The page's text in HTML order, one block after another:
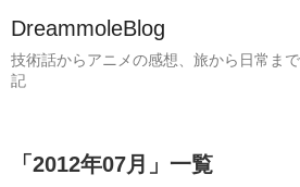
DreammoleBlog
技術話からアニメの感想、旅から日常ま
記
「 2012年07月 」 一覧